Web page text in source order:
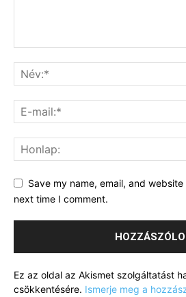
Save my name, email, and
next time I comment.
Ez az oldal az Akismet szolgáltatást
csökkentésére. Ismerje meg a